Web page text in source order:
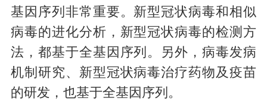
基因序列非常重要。新型冠状病毒和相似
病毒的进化分析，新型冠状病毒的检测方
法，都基于全基因序列。另外，病毒发病
机制研究、新型冠状病毒治疗药物及疫苗
的研发，也基于全基因序列。